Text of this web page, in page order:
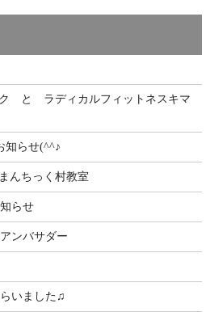
と ラディカルフィットネスキマ
知らせ(^^♪
んちっく村教室
らせ
ンバサダー
いました♫